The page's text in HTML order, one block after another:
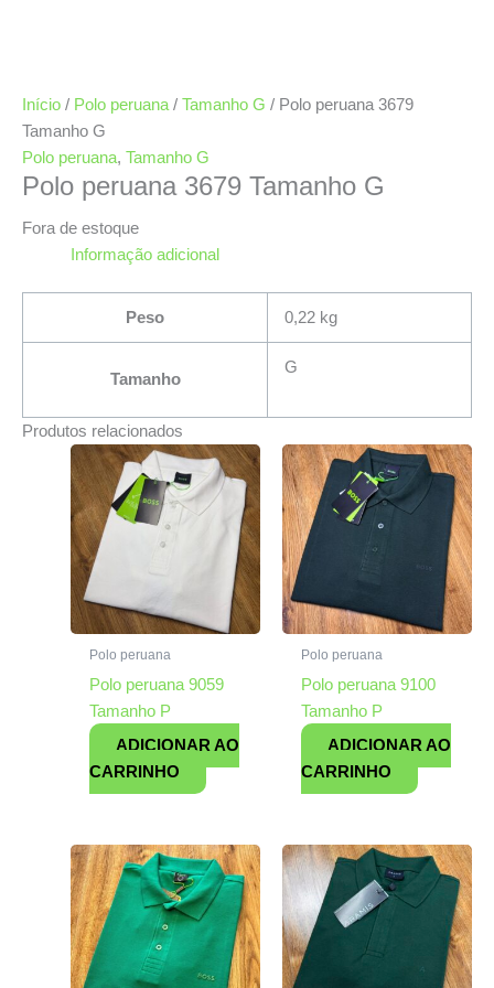
Início / Polo peruana / Tamanho G / Polo peruana 3679
Tamanho G
Polo peruana, Tamanho G
Polo peruana 3679 Tamanho G
Fora de estoque
Informação adicional
Peso 0,22 kg
Tamanho
G
Produtos relacionados
Polo peruana
Polo peruana 9059
Tamanho P
ADICIONAR AO
CARRINHO
Polo peruana
Polo peruana 9100
Tamanho P
ADICIONAR AO
CARRINHO